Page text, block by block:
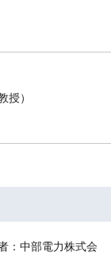
授）
：中部電力株式会